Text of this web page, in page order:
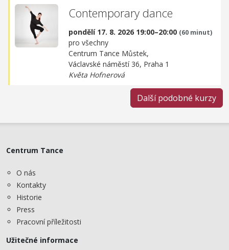
Contemporary dance
pondělí 17. 8. 2026 19:00–20:00 (60 minut)
pro všechny
Centrum Tance Můstek,
Václavské náměstí 36, Praha 1
Květa Hofnerová
Další podobné kurzy
Centrum Tance
O nás
Kontakty
Historie
Press
Pracovní příležitosti
Užitečné informace